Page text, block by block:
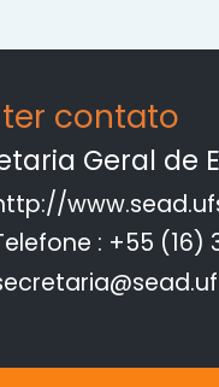
contato
Geral de
: +55 (16)